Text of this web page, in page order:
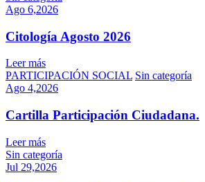
Ago 6,2026
Citología Agosto 2026
Leer más
PARTICIPACIÓN SOCIAL Sin categoría
Ago 4,2026
Cartilla Participación Ciudadana.
Leer más
Sin categoría
Jul 29,2026